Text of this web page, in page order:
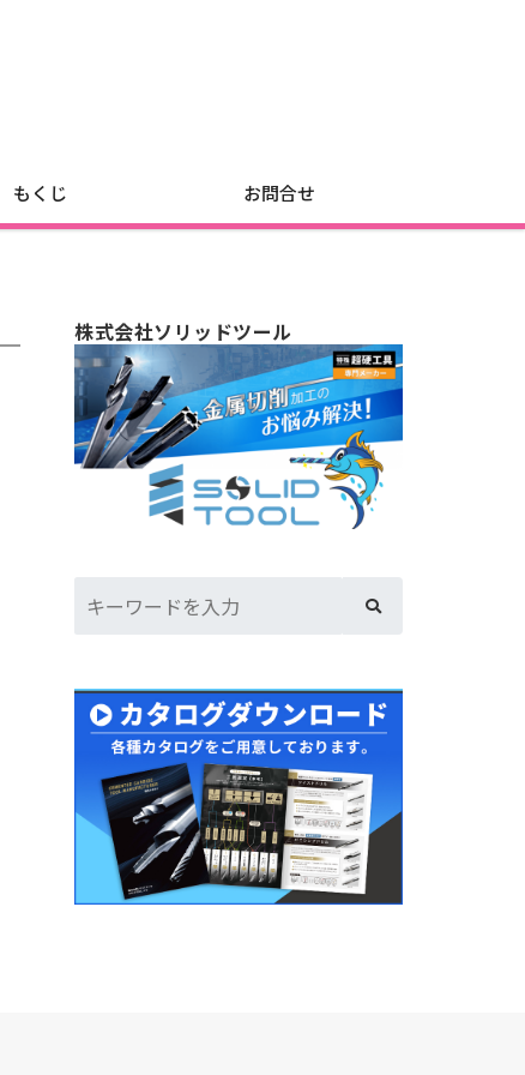
もくじ お問合せ
株式会社ソリッドツール